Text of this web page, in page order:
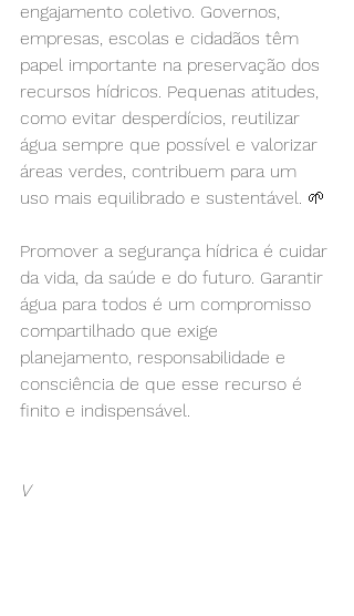
engajamento coletivo. Governos,
empresas, escolas e cidadãos têm
papel importante na preservação dos
recursos hídricos. Pequenas atitudes,
como evitar desperdícios, reutilizar
água sempre que possível e valorizar
áreas verdes, contribuem para um
uso mais equilibrado e sustentável. 🌱
Promover a segurança hídrica é cuidar
da vida, da saúde e do futuro. Garantir
água para todos é um compromisso
compartilhado que exige
planejamento, responsabilidade e
consciência de que esse recurso é
finito e indispensável.
V